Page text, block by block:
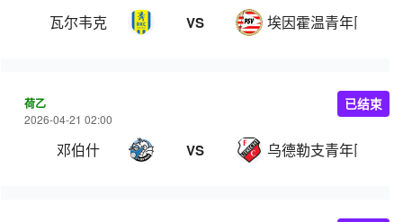
瓦尔韦克 VS 埃因霍温青年队
荷乙
2026-04-21 02:00
邓伯什 VS 乌德勒支青年队
已结束